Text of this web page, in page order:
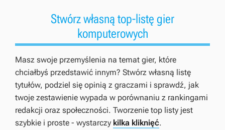
Stwórz własną top-listę gier
komputerowych
Masz swoje przemyślenia na temat gier, które
chciałbyś przedstawić innym? Stwórz własną listę
tytułów, podziel się opinią z graczami i sprawdź, jak
twoje zestawienie wypada w porównaniu z rankingami
redakcji oraz społeczności. Tworzenie top listy jest
szybkie i proste - wystarczy kilka kliknięć.